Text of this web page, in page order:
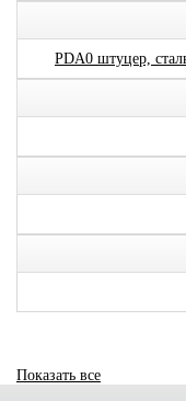
PDA0 штуцер,
Показать все